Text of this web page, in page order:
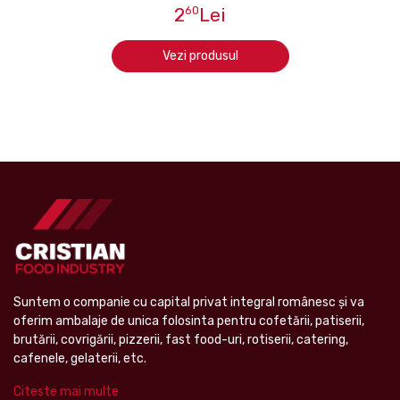
260 Lei
Vezi produsul
Suntem o companie cu capital privat integral românesc şi va
oferim ambalaje de unica folosinta pentru cofetării, patiserii,
brutării, covrigării, pizzerii, fast food-uri, rotiserii, catering,
cafenele, gelaterii, etc.
Citeste mai multe